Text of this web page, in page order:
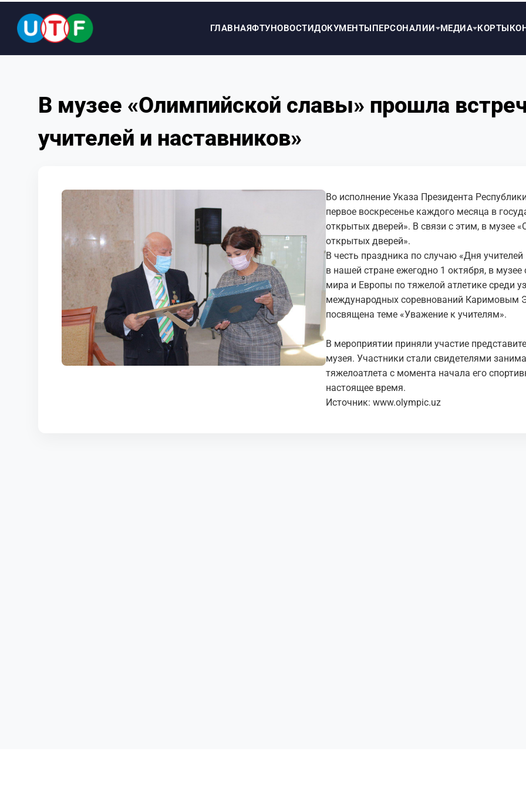
ГЛАВНАЯФТУНОВОСТИДОКУМЕНТЫПЕРСОНАЛИИ МЕДИА КОРТЫ
ДОКУМЕНТЫ
ПЕРСОНАЛИИ
КОНТАКТЫ
В музее «Олимпийской славы» прошла
учителей и наставников»
Во исполнение Указа Президента
первое воскресенье каждого месяца в
открытых дверей». В связи с этим, в музее
открытых дверей».
В честь праздника по случаю «Дня
в нашей стране ежегодно 1 октября, в
мира и Европы по тяжелой атлетике среди
международных соревнований Каримовым
посвящена теме «Уважение к учителям».
В мероприятии приняли участие
музея. Участники стали свидетелями
тяжелоатлета с момента начала его
настоящее время.
Источник: www.olympic.uz